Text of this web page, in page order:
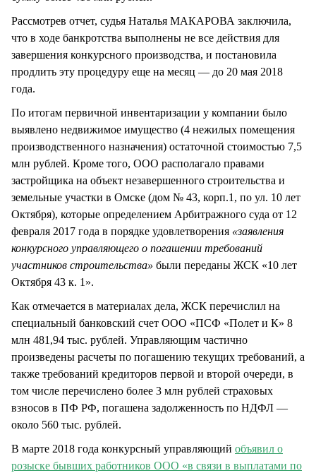
Рассмотрев отчет, судья Наталья МАКАРОВА заключила,
что в ходе банкротства выполнены не все действия для
завершения конкурсного производства, и постановила
продлить эту процедуру еще на месяц — до 20 мая 2018
года.
По итогам первичной инвентаризации у компании было
выявлено недвижимое имущество (4 нежилых помещения
производственного назначения) остаточной стоимостью 7,5
млн рублей. Кроме того, ООО располагало правами
застройщика на объект незавершенного строительства и
земельные участки в Омске (дом № 43, корп.1, по ул. 10 лет
Октября), которые определением Арбитражного суда от 12
февраля 2017 года в порядке удовлетворения «заявления
конкурсного управляющего о погашении требований
участников строительства» были переданы ЖСК «10 лет
Октября 43 к. 1».
Как отмечается в материалах дела, ЖСК перечислил на
специальный банковский счет ООО «ПСФ «Полет и К» 8
млн 481,94 тыс. рублей. Управляющим частично
произведены расчеты по погашению текущих требований, а
также требований кредиторов первой и второй очереди, в
том числе перечислено более 3 млн рублей страховых
взносов в ПФ РФ, погашена задолженность по НДФЛ —
около 560 тыс. рублей.
В марте 2018 года конкурсный управляющий объявил о
розыске бывших работников ООО «в связи в выплатами по